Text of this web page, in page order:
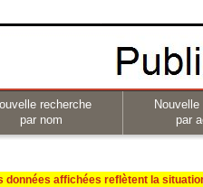
recherche
par nom
par
données affichées reflètent la